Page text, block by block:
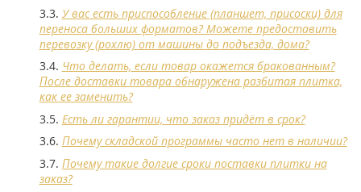
У вас есть приспособление (планшет, присоски) для
переноса больших форматов? Можете предоставить
перевозку (рохлю) от машины до подъезда, дома?
Что делать, если товар окажется бракованным?
После доставки товара обнаружена разбитая плитка,
как ее заменить?
Есть ли гарантии, что заказ придёт в срок?
Почему складской программы часто нет в наличии?
Почему такие долгие сроки поставки плитки на
заказ?